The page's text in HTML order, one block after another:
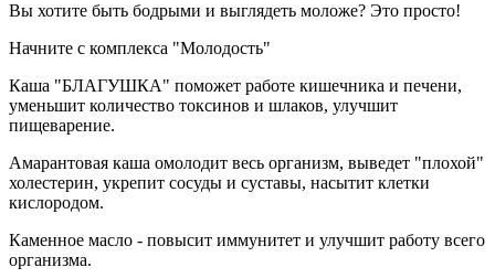
Вы хотите быть бодрыми и выглядеть моложе? Это просто!
Начните с комплекса "Молодость"
Каша "БЛАГУШКА" поможет работе кишечника и печени,
уменьшит количество токсинов и шлаков, улучшит
пищеварение.
Амарантовая каша омолодит весь организм, выведет "плохой"
холестерин, укрепит сосуды и суставы, насытит клетки
кислородом.
Каменное масло - повысит иммунитет и улучшит работу всего
организма.